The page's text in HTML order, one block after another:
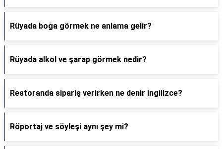
Rüyada boğa görmek ne anlama gelir?
Rüyada alkol ve şarap görmek nedir?
Restoranda sipariş verirken ne denir ingilizce?
Röportaj ve söyleşi aynı şey mi?